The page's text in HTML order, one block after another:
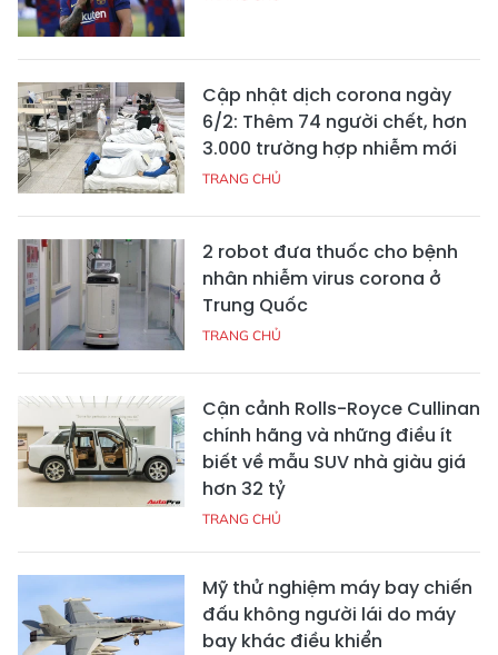
Cập nhật dịch corona ngày
6/2: Thêm 74 người chết, hơn
3.000 trường hợp nhiễm mới
TRANG CHỦ
2 robot đưa thuốc cho bệnh
nhân nhiễm virus corona ở
Trung Quốc
TRANG CHỦ
Cận cảnh Rolls-Royce Cullinan
chính hãng và những điều ít
biết về mẫu SUV nhà giàu giá
hơn 32 tỷ
TRANG CHỦ
Mỹ thử nghiệm máy bay chiến
đấu không người lái do máy
bay khác điều khiển